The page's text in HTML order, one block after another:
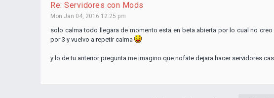
Re: Servidores con Mods
Mon Jan 04, 2016 12:25 pm
solo calma todo llegara de momento esta en beta abierta por lo cual no
por 3 y vuelvo a repetir calma
y lo de tu anterior pregunta me imagino que nofate dejara hacer servidores